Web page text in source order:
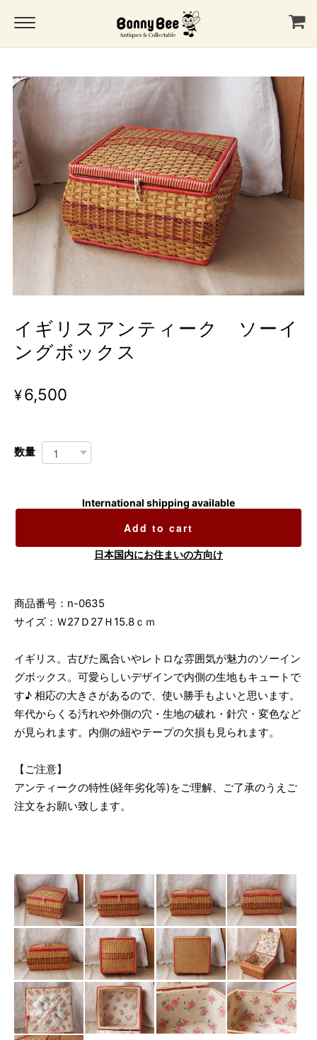
イギリスアンティーク ソーイ
ングボックス
¥6,500
数量
International shipping available
Add to cart
日本国内にお住まいの方向け
商品番号：n-0635
サイズ：Ｗ27Ｄ27Ｈ15.8ｃｍ
イギリス。古びた風合いやレトロな雰囲気が魅力のソーイン
グボックス。可愛らしいデザインで内側の生地もキュートで
す♪ 相応の大きさがあるので、使い勝手もよいと思います。
年代からくる汚れや外側の穴・生地の破れ・針穴・変色など
が見られます。内側の紐やテープの欠損も見られます。
【ご注意】
アンティークの特性(経年劣化等)をご理解、ご了承のうえご
注文をお願い致します。